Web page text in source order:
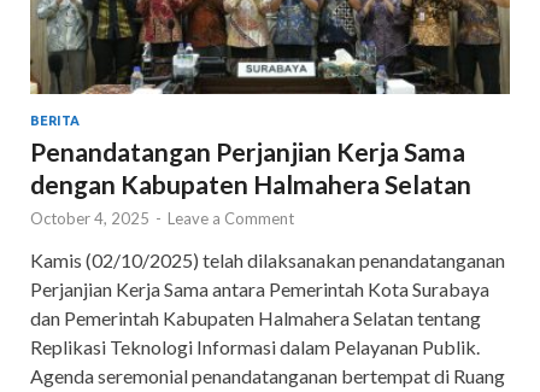
BERITA
Penandatangan Perjanjian Kerja Sama
dengan Kabupaten Halmahera Selatan
October 4, 2025 - Leave a Comment
Kamis (02/10/2025) telah dilaksanakan penandatanganan
Perjanjian Kerja Sama antara Pemerintah Kota Surabaya
dan Pemerintah Kabupaten Halmahera Selatan tentang
Replikasi Teknologi Informasi dalam Pelayanan Publik.
Agenda seremonial penandatanganan bertempat di Ruang